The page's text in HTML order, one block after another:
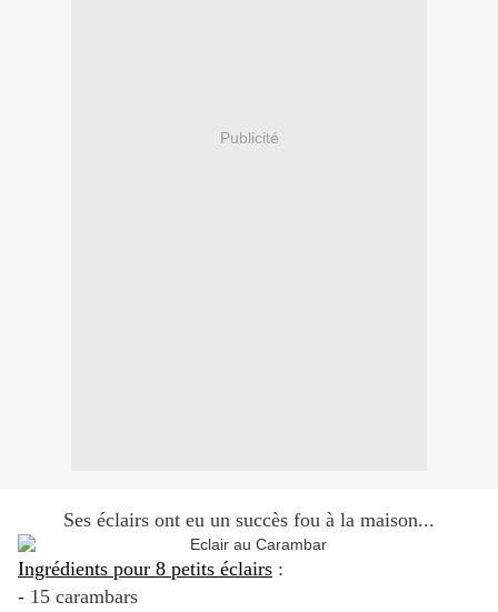
Publicité
Ses éclairs ont eu un succès fou à la maison...
Ingrédients pour 8 petits éclairs :
- 15 carambars